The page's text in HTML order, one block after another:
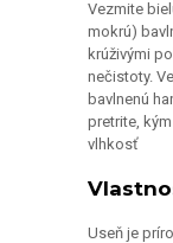
mokrú)
krúživými
nečistoty.
bavlnenú
pretrite,
vlhkosť
nachádzajú